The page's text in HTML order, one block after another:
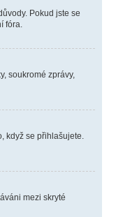
Pokud jste se
fóra.
soukromé zprávy,
když se přihlašujete.
mezi skryté